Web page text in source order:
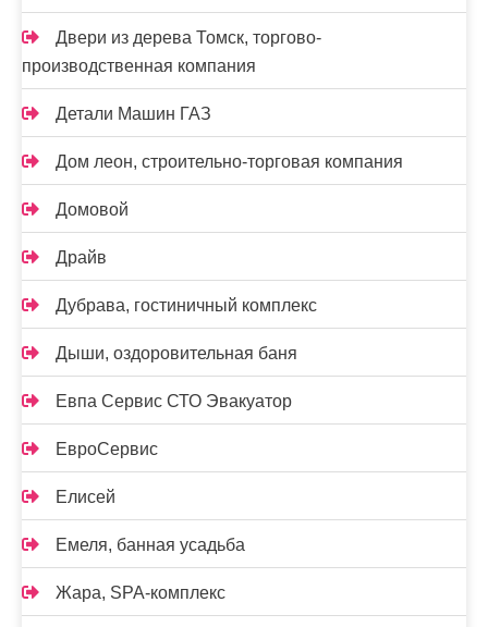
Двери из дерева Томск, торгово-
производственная компания
Детали Машин ГАЗ
Дом леон, строительно-торговая компания
Домовой
Драйв
Дубрава, гостиничный комплекс
Дыши, оздоровительная баня
Евпа Сервис СТО Эвакуатор
ЕвроСервис
Елисей
Емеля, банная усадьба
Жара, SPA-комплекс